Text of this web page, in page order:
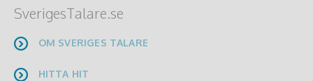
SverigesTalare.se
OM SVERIGES TALARE
HITTA HIT